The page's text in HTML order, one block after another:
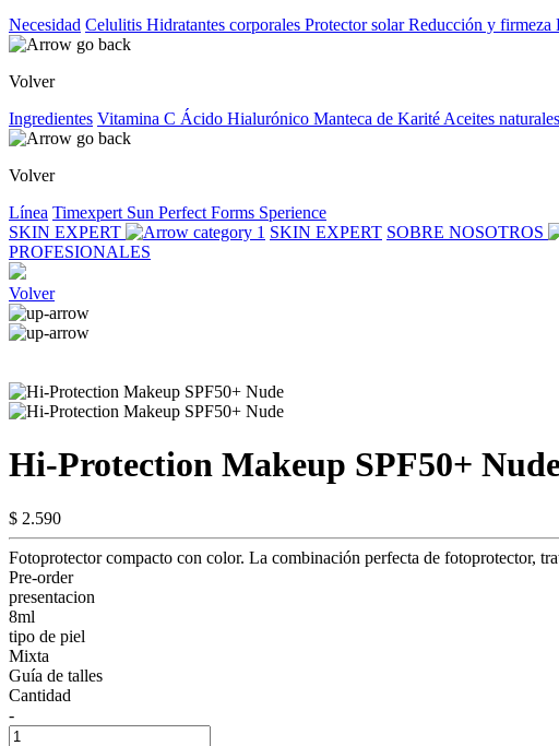
Necesidad Celulitis Hidratantes corporales Protector solarReducción y firmeza
Volver
Ingredientes Vitamina C Ácido Hialurónico Manteca de Karité Aceites naturales
Volver
Línea Timexpert Sun Perfect Forms Sperience
SKIN EXPERT
SKIN EXPERT SOBRE NOSOTROS
PROFESIONALES
Volver
Hi-Protection Makeup SPF50+
$ 2.590
Fotoprotector compacto con color. La combinación perfecta de fotoprotector,
Pre-order
presentacion
8ml
tipo de piel
Mixta
Guía de talles
Cantidad
-